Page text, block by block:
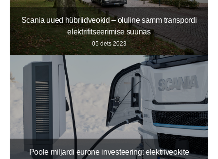
Scania uued hübriidveokid – oluline samm transpordi
elektrifitseerimise suunas
05 dets 2023
Poole miljardi eurone investeering: elektriveokite